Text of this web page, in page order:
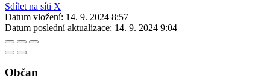
Sdílet na síti X
Datum vložení: 14. 9. 2024 8:57
Datum poslední aktualizace: 14. 9. 2024 9:04
Občan